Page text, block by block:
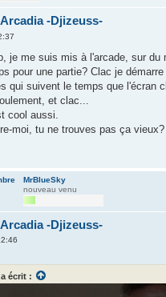
-Djizeuss-
je me suis mis à l'arcade, sur du
pour une partie? Clac je
qui suivent le temps que l'écran
et clac...
cool aussi.
moi, tu ne trouves pas ça vieux?
MrBlueSky
nouveau venu
-Djizeuss-
a écrit :